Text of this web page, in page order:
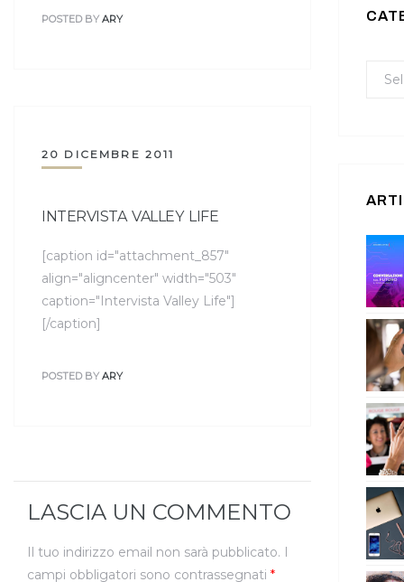
POSTED BY ARY
20 DICEMBRE 2011
INTERVISTA VALLEY LIFE
[caption id="attachment_857"
align="aligncenter" width="503"
caption="Intervista Valley Life"]
[/caption]
POSTED BY ARY
LASCIA UN COMMENTO
Il tuo indirizzo email non sarà pubblicato. I
campi obbligatori sono contrassegnati *